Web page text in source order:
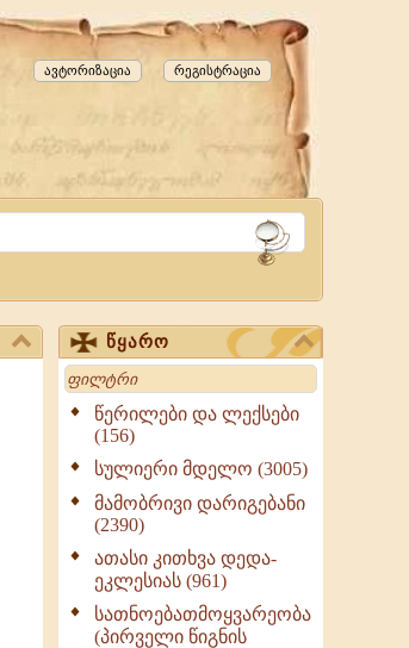
რეგისტრაცია
ავტორიზაცია
წყარო
Search
წერილები და ლექსები
(156)
სულიერი მდელო (3005)
მამობრივი დარიგებანი
(2390)
ათასი კითხვა დედა-
ეკლესიას (961)
სათნოებათმოყვარეობა
(პირველი წიგნის